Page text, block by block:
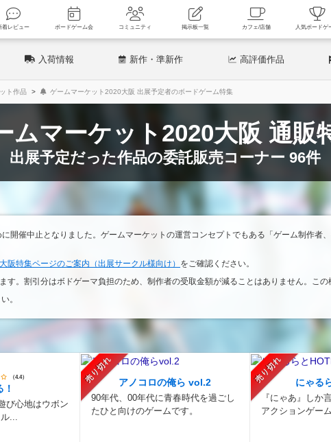
新着レビュー ボードゲーム会 コミュニティ 掲示板一覧 カフェ/店舗
入荷情報 新作 ・準新作 高評価作品
ト作品 ゲームマーケット2020大阪 出展予定者のボードゲーム特集
ムマーケット2020大阪 通販
出展予定だった作品の委託販売コーナー 96件
開催中止となりました。ゲームマーケットの運営コンセプトでもある「ゲーム制作者
阪特集ページのご案内（出展サークル様向け） をご確認ください。
。割引分はボドゲーマ負担のため、制作者の受取金額が減ることはありません。この
。
（4.4）
！
び心地はウボン
...
売り切れ
アノコロの俺ら vol.2
90年代、00年代に青春時代を過ごし
たひと向けのゲームです。
売り切れ
にゃる
『にゃあ』しか
アクションゲーム